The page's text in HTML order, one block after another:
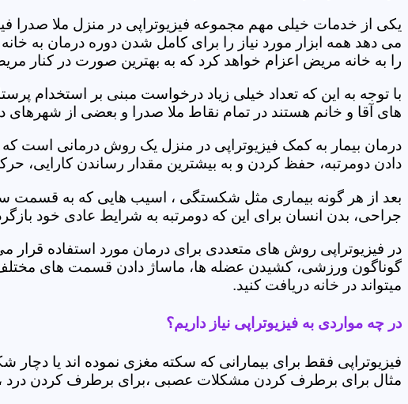
یکی از خدمات خیلی مهم مجموعه فیزیوتراپی در منزل ملا صدرا
می دهد همه ابزار مورد نیاز را برای کامل شدن دوره درمان به
را به خانه مریض اعزام خواهد کرد که به بهترین صورت در کنار
با توجه به این که تعداد خیلی زیاد درخواست مبنی بر استخدام
های آقا و خانم هستند در تمام نقاط ملا صدرا و بعضی از شهرهای
درمان بیمار به کمک فیزیوتراپی در منزل یک روش درمانی است
دادن دومرتبه، حفظ کردن و به بیشترین مقدار رساندن کارایی،
بعد از هر گونه بیماری مثل شکستگی ، اسیب هایی که به قسمت
جراحی، بدن انسان برای این که دومرتبه به شرایط عادی خود
در فیزیوتراپی روش های متعددی برای درمان مورد استفاده قرار
گوناگون ورزشی، کشیدن عضله ها، ماساژ دادن قسمت های
میتواند در خانه دریافت کنید.
در چه مواردی به فیزیوتراپی نیاز داریم؟
فیزیوتراپی فقط برای بیمارانی که سکته مغزی نموده اند یا
مثال برای برطرف کردن مشکلات عصبی ،برای برطرف کردن درد